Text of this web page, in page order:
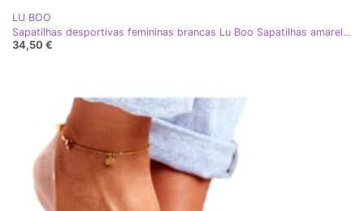
LU BOO
Sapatilhas desportivas femininas brancas Lu Boo Sapatilhas amarelas deslumbram-me branco amarelo
34,50 €